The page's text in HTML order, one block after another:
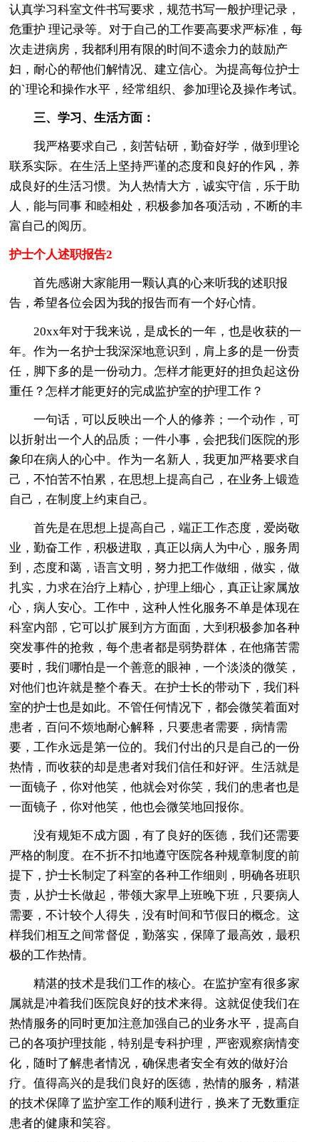
认真学习科室文件书写要求，规范书写一般护理记录，
危重护 理记录等。对于自己的工作要高要求严标准，每
次走进病房，我都利用有限的时间不遗余力的鼓励产
妇，耐心的帮他们解情况、建立信心。为提高每位护士
的`理论和操作水平，经常组织、参加理论及操作考试。
三、学习、生活方面：
我严格要求自己，刻苦钻研，勤奋好学，做到理论
联系实际。在生活上坚持严谨的态度和良好的作风，养
成良好的生活习惯。为人热情大方，诚实守信，乐于助
人，能与同事 和睦相处，积极参加各项活动，不断的丰
富自己的阅历。
护士个人述职报告2
首先感谢大家能用一颗认真的心来听我的述职报
告，希望各位会因为我的报告而有一个好心情。
20xx年对于我来说，是成长的一年，也是收获的一
年。作为一名护士我深深地意识到，肩上多的是一份责
任，脚下多的是一份动力。怎样才能更好的担负起这份
重任？怎样才能更好的完成监护室的护理工作？
一句话，可以反映出一个人的修养；一个动作，可
以折射出一个人的品质；一件小事，会把我们医院的形
象印在病人的心中。作为一名新人，我更加严格要求自
己，不怕苦不怕累，在思想上提高自己，在业务上锻造
自己，在制度上约束自己。
首先是在思想上提高自己，端正工作态度，爱岗敬
业，勤奋工作，积极进取，真正以病人为中心，服务周
到，态度和蔼，语言文明，努力把工作做细，做实，做
扎实，力求在治疗上精心，护理上细心，真正让家属放
心，病人安心。工作中，这种人性化服务不单是体现在
科室内部，它可以扩展到方方面面，大到积极参加各种
突发事件的抢救，每个患者都是弱势群体，在他痛苦需
要时，我们哪怕是一个善意的眼神，一个淡淡的微笑，
对他们也许就是整个春天。在护士长的带动下，我们科
室的护士也是如此。不管任何情况下，都会微笑着面对
患者，百问不烦地耐心解释，只要患者需要，病情需
要，工作永远是第一位的。我们付出的只是自己的一份
热情，而收获的却是患者对我们信任和好评。生活就是
一面镜子，你对他笑，他就会对你笑，我们的患者也是
一面镜子，你对他笑，他也会微笑地回报你。
没有规矩不成方圆，有了良好的医德，我们还需要
严格的制度。在不折不扣地遵守医院各种规章制度的前
提下，护士长制定了科室的各种工作细则，明确各班职
责，从护士长做起，带领大家早上班晚下班，只要病人
需要，不计较个人得失，没有时间和节假日的概念。这
样我们相互之间常督促，勤落实，保障了最高效，最积
极的工作热情。
精湛的技术是我们工作的核心。在监护室有很多家
属就是冲着我们医院良好的技术来得。这就促使我们在
热情服务的同时更加注意加强自己的业务水平，提高自
己的各项护理技能，特别是专科护理，严密观察病情变
化，随时了解患者情况，确保患者安全有效的做好治
疗。值得高兴的是我们良好的医德，热情的服务，精湛
的技术保障了监护室工作的顺利进行，换来了无数重症
患者的健康和笑容。